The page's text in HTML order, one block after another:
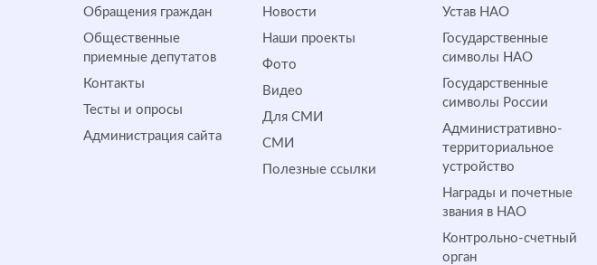
Обращения граждан
Общественные
приемные депутатов
Контакты
Тесты и опросы
Администрация сайта
Новости
Наши проекты
Фото
Видео
Для СМИ
СМИ
Полезные ссылки
Устав НАО
Государственные
символы НАО
Государственные
символы России
Административно-
территориальное
устройство
Награды и почетные
звания в НАО
Контрольно-счетный
орган